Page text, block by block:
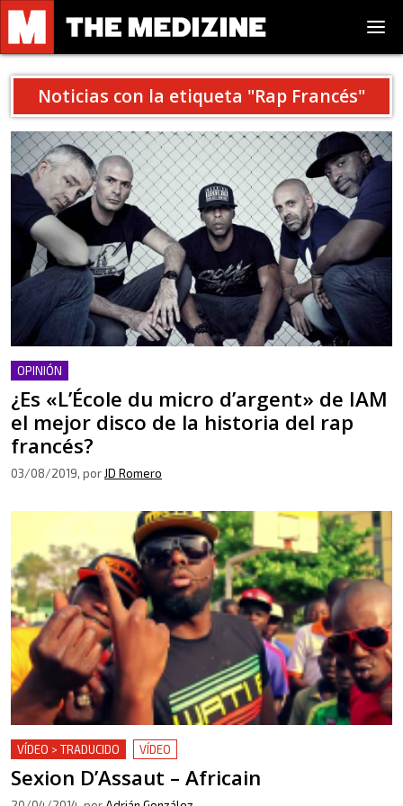
Noticias con la etiqueta "Rap Francés"
OPINIÓN
¿Es «L’École du micro d’argent» de IAM
el mejor disco de la historia del rap
francés?
03/08/2019, por JD Romero
VÍDEO > TRADUCIDO VÍDEO
Sexion D’Assaut – Africain